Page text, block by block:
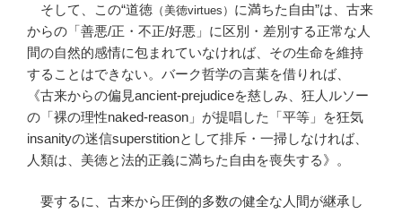
そして、この“道徳 （美徳virtues） に満ちた自由”は、古来
からの「善悪/正・不正/好悪」に区別・差別する正常な人
間の自然的感情に包まれていなければ、その生命を維持
することはできない。バーク哲学の言葉を借りれば、
《古来からの偏見ancient-prejudiceを慈しみ、狂人ルソー
の「裸の理性naked-reason」が提唱した「平等」を狂気
insanityの迷信superstitionとして排斥・一掃しなければ、
人類は、美徳と法的正義に満ちた自由を喪失する》。
要するに、古来から圧倒的多数の健全な人間が継承し